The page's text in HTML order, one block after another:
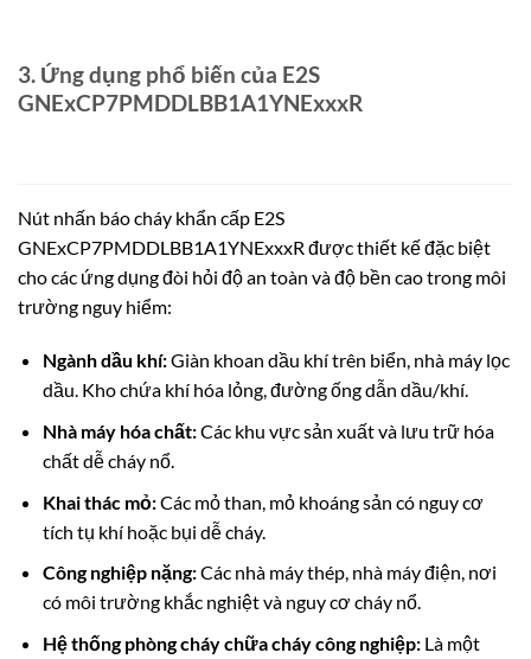
3. Ứng dụng phổ biến của E2S
GNExCP7PMDDLBB1A1YNExxxR
Nút nhấn báo cháy khẩn cấp E2S
GNExCP7PMDDLBB1A1YNExxxR được thiết kế đặc biệt
cho các ứng dụng đòi hỏi độ an toàn và độ bền cao trong môi
trường nguy hiểm:
Ngành dầu khí:Giàn khoan dầu khí trên biển, nhà máy lọc
dầu. Kho chứa khí hóa lỏng, đường ống dẫn dầu/khí.
Nhà máy hóa chất:Các khu vực sản xuất và lưu trữ hóa
chất dễ cháy nổ.
Khai thác mỏ:Các mỏ than, mỏ khoáng sản có nguy cơ
tích tụ khí hoặc bụi dễ cháy.
Công nghiệp nặng:Các nhà máy thép, nhà máy điện, nơi
có môi trường khắc nghiệt và nguy cơ cháy nổ.
Hệ thống phòng cháy chữa cháy công nghiệp:Là một